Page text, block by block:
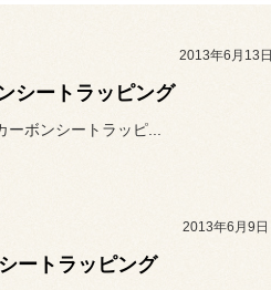
2013年6月13日
シートラッピング
ボンシートラッピ...
2013年6月9日
ートラッピング